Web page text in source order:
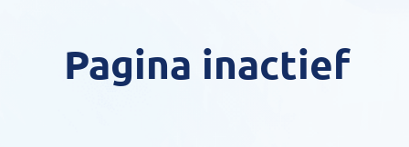
Pagina inactief